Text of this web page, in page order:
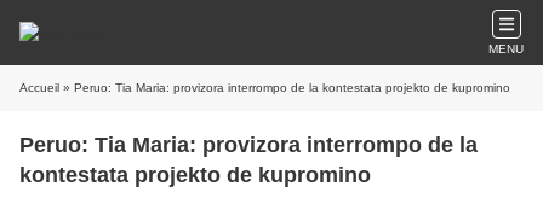
MENU
Accueil » Peruo: Tia Maria: provizora interrompo de la kontestata projekto de kupromino
Peruo: Tia Maria: provizora interrompo de la
kontestata projekto de kupromino